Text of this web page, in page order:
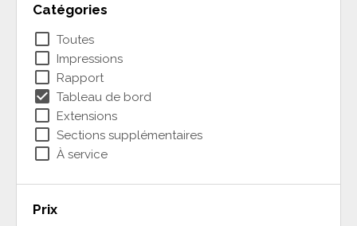
Catégories
check_box_outline_blank Toutes
check_box_outline_blank Impressions
check_box_outline_blank Rapport
check_box Tableau de bord
check_box_outline_blank Extensions
check_box_outline_blank Sections supplémentaires
check_box_outline_blank À service
Prix